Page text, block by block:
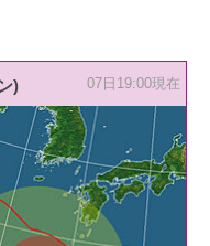
) 07日19:00現在